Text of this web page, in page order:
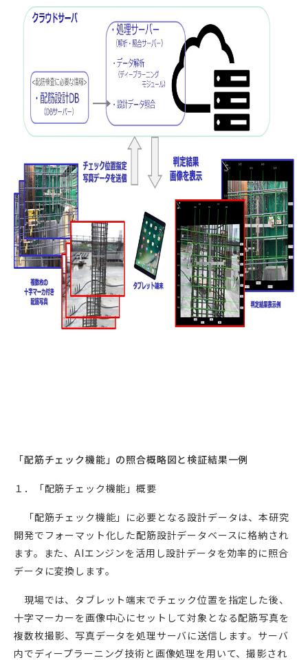
「配筋チェック機能」の照合概略図と検証結果一例
１．「配筋チェック機能」概要
「配筋チェック機能」に必要となる設計データは、本研究
開発でフォーマット化した配筋設計データベースに格納され
ます。また、AIエンジンを活用し設計データを効率的に照合
データに変換します。
現場では、タブレット端末でチェック位置を指定した後、
十字マーカーを画像中心にセットして対象となる配筋写真を
複数枚撮影、写真データを処理サーバに送信します。サーバ
内でディープラーニング技術と画像処理を用いて、撮影され